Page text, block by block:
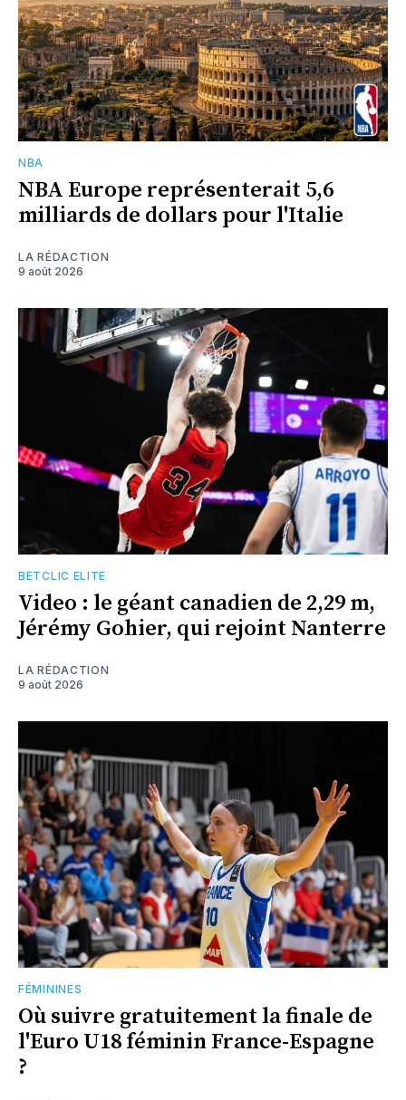
NBA
NBA Europe représenterait 5,6
milliards de dollars pour l'Italie
LA RÉDACTION
9 août 2026
BETCLIC ELITE
Video : le géant canadien de 2,29 m,
Jérémy Gohier, qui rejoint Nanterre
LA RÉDACTION
9 août 2026
FÉMININES
Où suivre gratuitement la finale de
l'Euro U18 féminin France-Espagne
?